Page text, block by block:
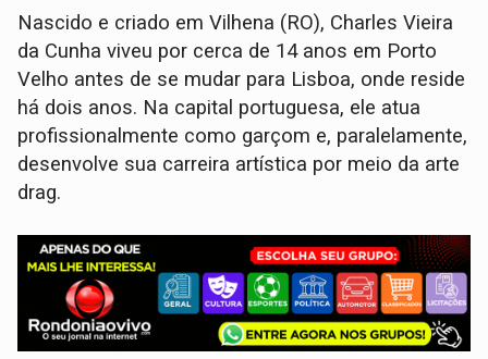
Nascido e criado em Vilhena (RO), Charles Vieira
da Cunha viveu por cerca de 14 anos em Porto
Velho antes de se mudar para Lisboa, onde reside
há dois anos. Na capital portuguesa, ele atua
profissionalmente como garçom e, paralelamente,
desenvolve sua carreira artística por meio da arte
drag.